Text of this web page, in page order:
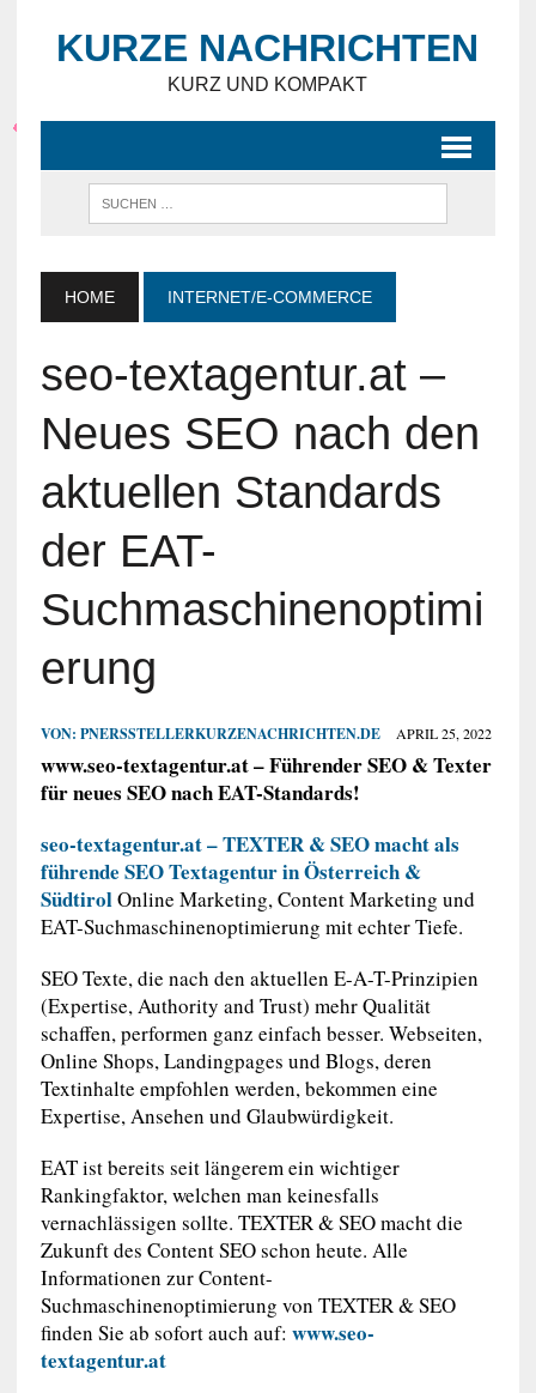
KURZE NACHRICHTEN
KURZ UND KOMPAKT
HOME INTERNET/E-COMMERCE
seo-textagentur.at –
Neues SEO nach den
aktuellen Standards
der EAT-
Suchmaschinenoptimi
erung
VON: PNERSSTELLERKURZENACHRICHTEN.DE APRIL 25, 2022
www.seo-textagentur.at – Führender SEO & Texter
für neues SEO nach EAT-Standards!
seo-textagentur.at – TEXTER & SEO macht als
führende SEO Textagentur in Österreich &
SüdtirolOnline Marketing, Content Marketing und
EAT-Suchmaschinenoptimierung mit echter Tiefe.
SEO Texte, die nach den aktuellen E-A-T-Prinzipien
(Expertise, Authority and Trust) mehr Qualität
schaffen, performen ganz einfach besser. Webseiten,
Online Shops, Landingpages und Blogs, deren
Textinhalte empfohlen werden, bekommen eine
Expertise, Ansehen und Glaubwürdigkeit.
EAT ist bereits seit längerem ein wichtiger
Rankingfaktor, welchen man keinesfalls
vernachlässigen sollte. TEXTER & SEO macht die
Zukunft des Content SEO schon heute. Alle
Informationen zur Content-
Suchmaschinenoptimierung von TEXTER & SEO
finden Sie ab sofort auch auf: www.seo-
textagentur.at